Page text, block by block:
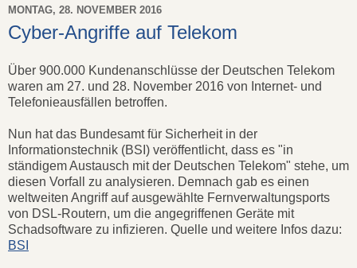
MONTAG, 28. NOVEMBER 2016
Cyber-Angriffe auf Telekom
Über 900.000 Kundenanschlüsse der Deutschen Telekom
waren am 27. und 28. November 2016 von Internet- und
Telefonieausfällen betroffen.
Nun hat das Bundesamt für Sicherheit in der
Informationstechnik (BSI) veröffentlicht, dass es "in
ständigem Austausch mit der Deutschen Telekom" stehe, um
diesen Vorfall zu analysieren. Demnach gab es einen
weltweiten Angriff auf ausgewählte Fernverwaltungsports
von DSL-Routern, um die angegriffenen Geräte mit
Schadsoftware zu infizieren. Quelle und weitere Infos dazu:
BSI